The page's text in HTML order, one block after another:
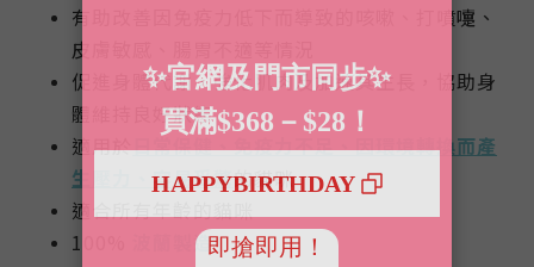
有助改善因免疫力低下而導致的咳嗽、打噴嚏、
皮膚敏感、腸胃不適等情況
促進身體代謝，強化肌肉及加速其生長，協助身
體維持良好狀態
適用於日常保健、免疫力不足、因環境轉換而產
生壓力、容易受驚的貓咪
適合所有年齡的貓咪
100%
波蘭製造